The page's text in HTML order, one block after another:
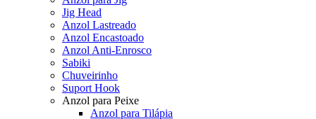
Jig Head
Anzol Lastreado
Anzol Encastoado
Anzol Anti-Enrosco
Sabiki
Chuveirinho
Suport Hook
Anzol para Peixe
Anzol para Tilápia